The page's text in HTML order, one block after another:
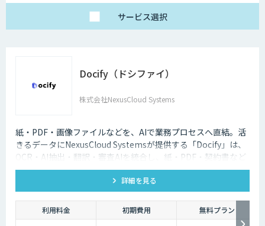
サービス選択
Docify（ドシファイ）
株式会社NexusCloud Systems
紙・PDF・画像ファイルなどを、AIで業務プロセスへ直結。活
きるデータにNexusCloud Systemsが提供する「Docify」は、
OCR・AI抽出・翻訳・審査AIを統合し、紙・PDF・契約書など
の非構造化ドキュメントを構造化・ナレッジ化し、AIエージェ
ントによる業務自動化まで実現するAIプラットフォームです。
詳細を見る
利用料金 初期費用
無料プラン